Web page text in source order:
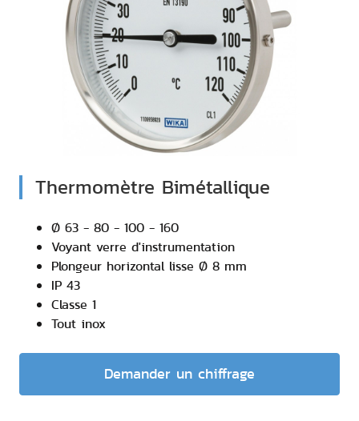
Thermomètre Bimétallique
Ø 63 - 80 - 100 - 160
Voyant verre d'instrumentation
Plongeur horizontal lisse Ø 8 mm
IP 43
Classe 1
Tout inox
Demander un chiffrage